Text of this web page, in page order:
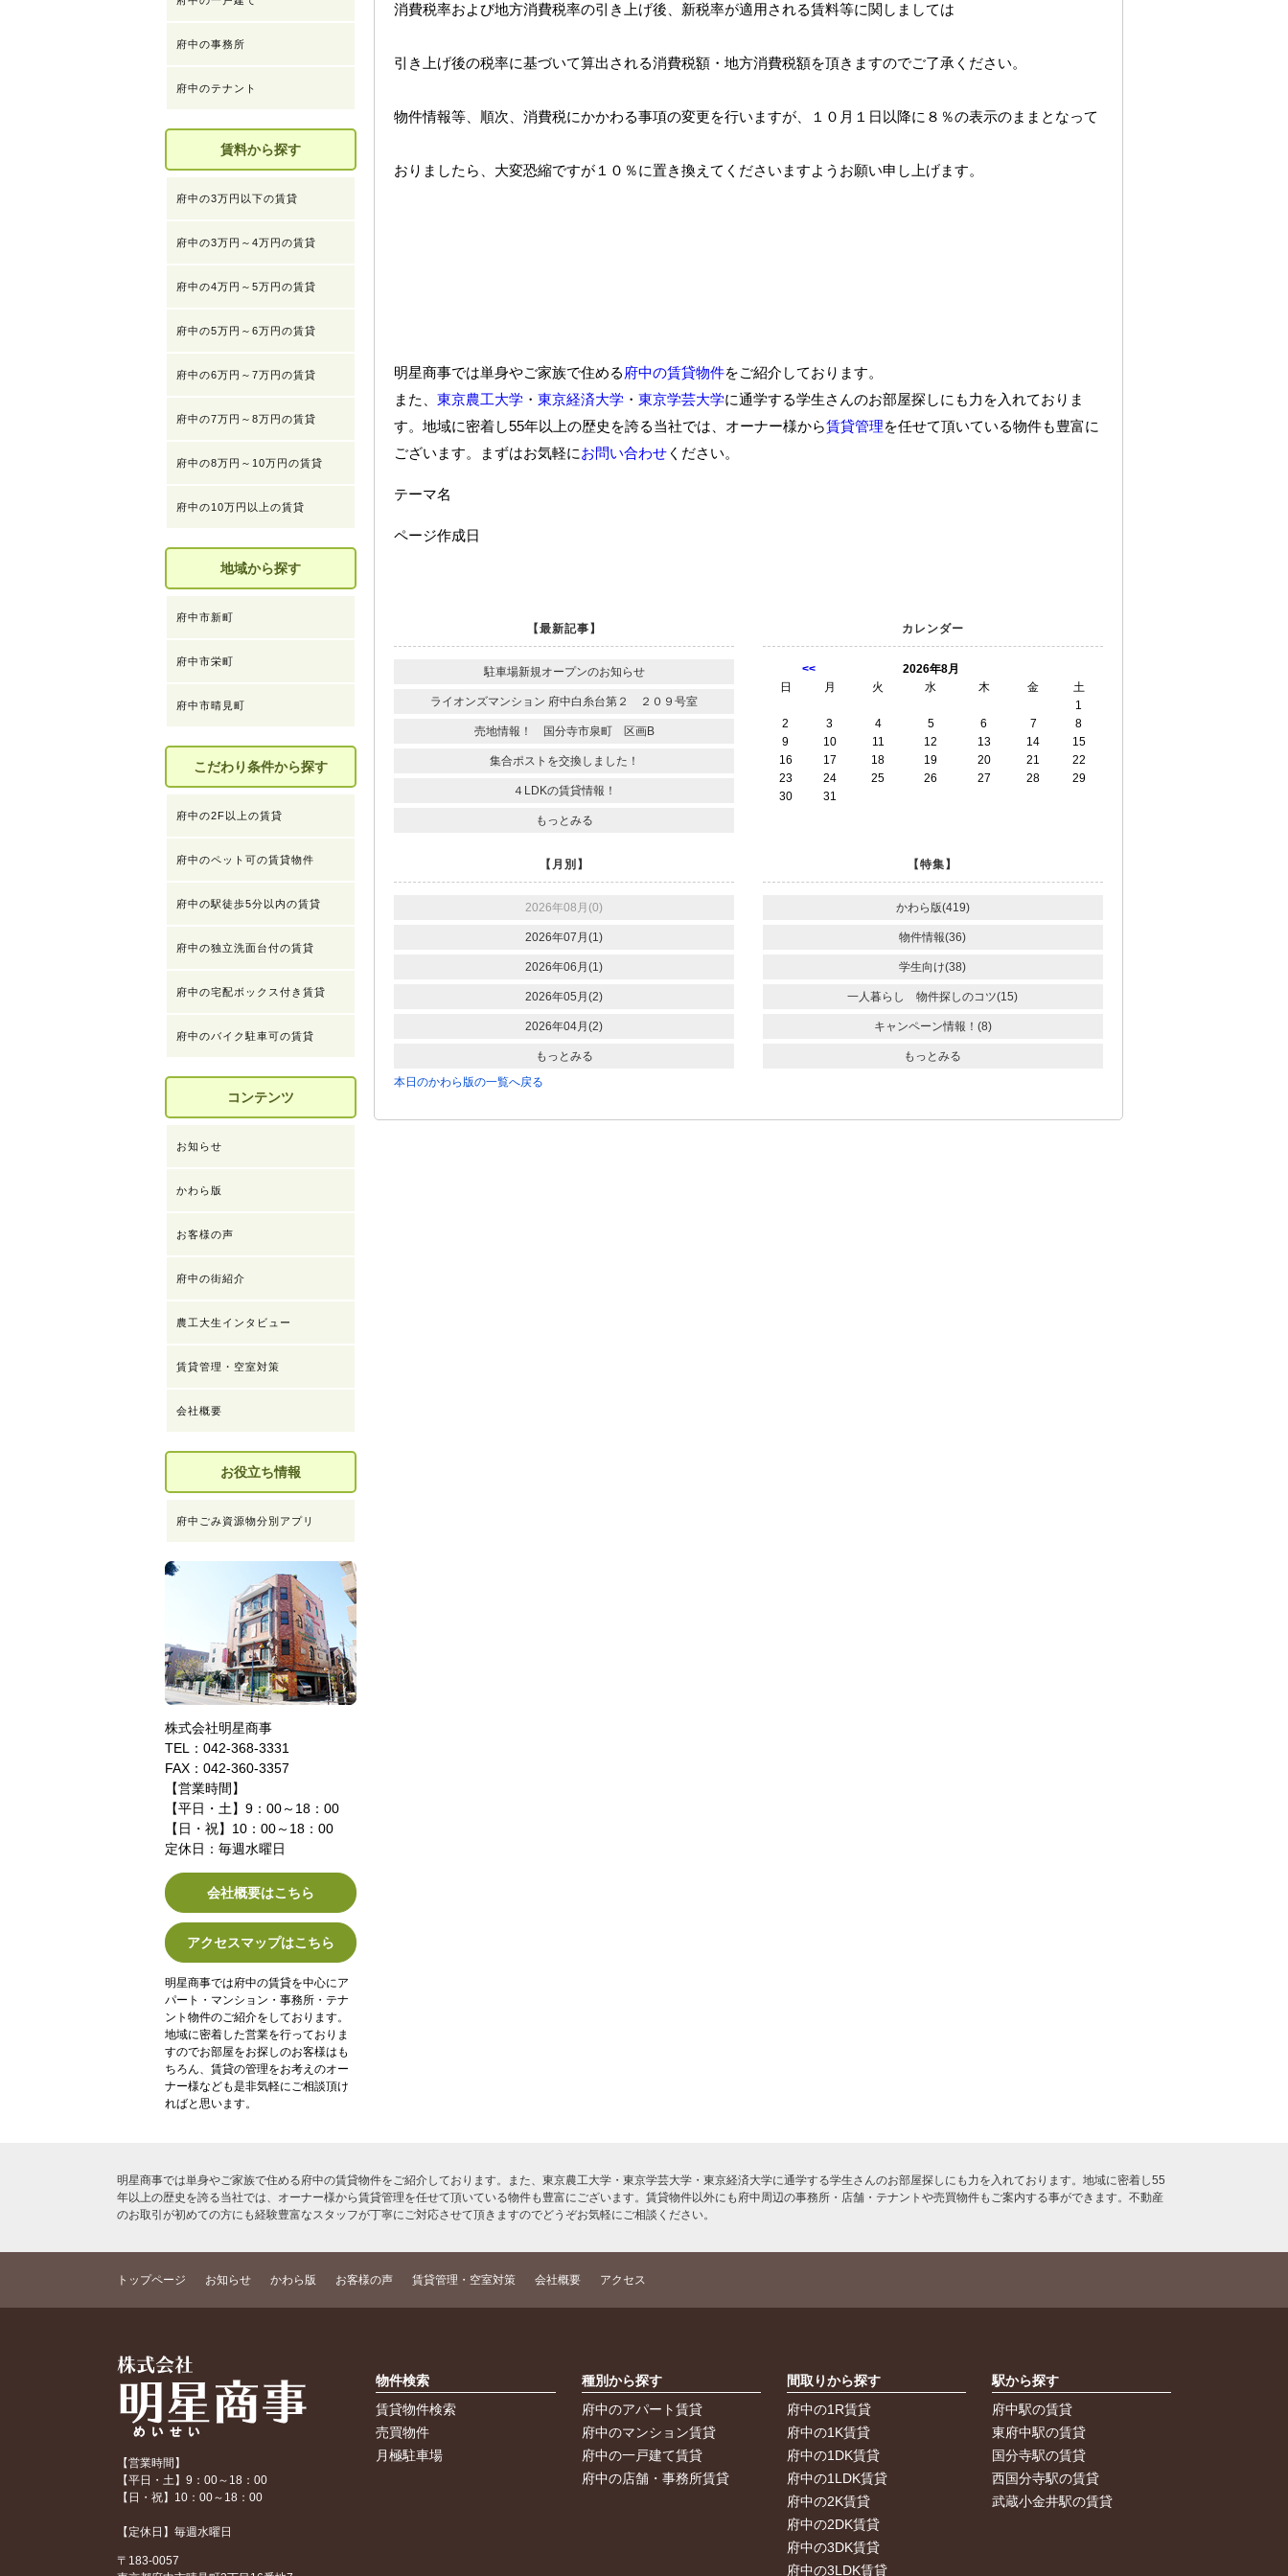
消費税率および地方消費税率の引き上げ後、新税率が適用される賃料等に関しましては
引き上げ後の税率に基づいて算出される消費税額・地方消費税額を頂きますのでご了承ください。
物件情報等、順次、消費税にかかわる事項の変更を行いますが、１０月１日以降に８％の表示のままとなって
おりましたら、大変恐縮ですが１０％に置き換えてくださいますようお願い申し上げます。
明星商事では単身やご家族で住める府中の賃貸物件をご紹介しております。
また、 東京農工大学 ・ 東京経済大学 ・ 東京学芸大学に通学する学生さんのお部屋探しにも力を入れておりま
す。地域に密着し55年以上の歴史を誇る当社では、オーナー様から賃貸管理を任せて頂いている物件も豊富に
ございます。まずはお気軽にお問い合わせ ください。
テーマ名
ページ作成日
【最新記事】
駐車場新規オープンのお知らせ
ライオンズマンション 府中白糸台第２ ２０９号室
売地情報！ 国分寺市泉町 区画B
集合ポストを交換しました！
４LDKの賃貸情報！
もっとみる
カレンダー
<<
2026年8月
日
月 火 水 木 金
土
1
2
3 4 5 6 7
8
9
10 11 12 13 14
15
16
17 18 19 20 21
22
23
24 25 26 27 28
29
30
31
【月別】
2026年08月(0)
2026年07月(1)
2026年06月(1)
2026年05月(2)
2026年04月(2)
もっとみる
【特集】
かわら版(419)
物件情報(36)
学生向け(38)
一人暮らし 物件探しのコツ(15)
キャンペーン情報！(8)
もっとみる
本日のかわら版の一覧へ戻る
府中の事務所
府中のテナント
賃料から探す
府中の3万円以下の賃貸
府中の3万円～4万円の賃貸
府中の4万円～5万円の賃貸
府中の5万円～6万円の賃貸
府中の6万円～7万円の賃貸
府中の7万円～8万円の賃貸
府中の8万円～10万円の賃貸
府中の10万円以上の賃貸
地域から探す
府中市新町
府中市栄町
府中市晴見町
こだわり条件から探す
府中の2F以上の賃貸
府中のペット可の賃貸物件
府中の駅徒歩5分以内の賃貸
府中の独立洗面台付の賃貸
府中の宅配ボックス付き賃貸
府中のバイク駐車可の賃貸
コンテンツ
お知らせ
かわら版
お客様の声
府中の街紹介
農工大生インタビュー
賃貸管理・空室対策
会社概要
お役立ち情報
府中ごみ資源物分別アプリ
株式会社明星商事
TEL：042-368-3331
FAX：042-360-3357
【営業時間】
【平日・土】9：00～18：00
【日・祝】10：00～18：00
定休日：毎週水曜日
会社概要はこちら
アクセスマップはこちら
明星商事では府中の賃貸を中心にア
パート・マンション・事務所・テナ
ント物件のご紹介をしております。
地域に密着した営業を行っておりま
すのでお部屋をお探しのお客様はも
ちろん、賃貸の管理をお考えのオー
ナー様なども是非気軽にご相談頂け
ればと思います。
明星商事では単身やご家族で住める府中の賃貸物件をご紹介しております。また、東京農工大学・東京学芸大学・東京経済大学に通学する学生さんのお部屋探しにも力を入れております。地域に密着し55
年以上の歴史を誇る当社では、オーナー様から賃貸管理を任せて頂いている物件も豊富にございます。賃貸物件以外にも府中周辺の事務所・店舗・テナントや売買物件もご案内する事ができます。不動産
のお取引が初めての方にも経験豊富なスタッフが丁寧にご対応させて頂きますのでどうぞお気軽にご相談ください。
トップページ お知らせ かわら版 お客様の声 賃貸管理・空室対策 会社概要 アクセス
【営業時間】
【平日・土】9：00～18：00
【日・祝】10：00～18：00
【定休日】毎週水曜日
〒183-0057
物件検索
賃貸物件検索
売買物件
月極駐車場
種別から探す
府中のアパート賃貸
府中のマンション賃貸
府中の一戸建て賃貸
府中の店舗・事務所賃貸
間取りから探す
府中の1R賃貸
府中の1K賃貸
府中の1DK賃貸
府中の1LDK賃貸
府中の2K賃貸
府中の2DK賃貸
府中の3DK賃貸
府中の3LDK賃貸
駅から探す
府中駅の賃貸
東府中駅の賃貸
国分寺駅の賃貸
西国分寺駅の賃貸
武蔵小金井駅の賃貸